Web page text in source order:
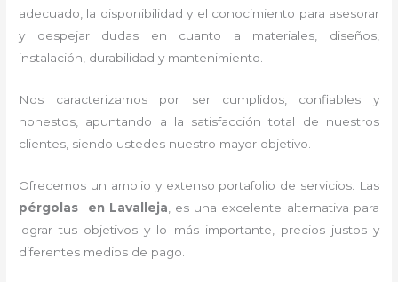
adecuado, la disponibilidad y el conocimiento para asesorar
y despejar dudas en cuanto a materiales, diseños,
instalación, durabilidad y mantenimiento.
Nos caracterizamos por ser cumplidos, confiables y
honestos, apuntando a la satisfacción total de nuestros
clientes, siendo ustedes nuestro mayor objetivo.
Ofrecemos un amplio y extenso portafolio de servicios. Las
pérgolas en Lavalleja , es una excelente alternativa para
lograr tus objetivos y lo más importante, precios justos y
diferentes medios de pago.